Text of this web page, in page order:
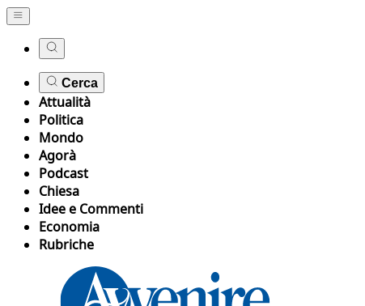
Cerca
Attualità
Politica
Mondo
Agorà
Podcast
Chiesa
Idee e Commenti
Economia
Rubriche